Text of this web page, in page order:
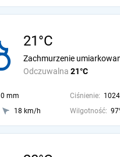
21°C
Odczuwalna 21°C
Zachmurzenie
0 mm Ciśnienie:
18 km/h Wilgotność: